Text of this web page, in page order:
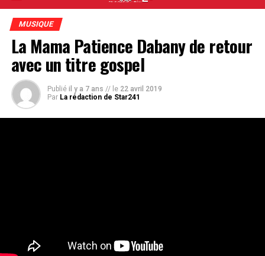
MUSIQUE
La Mama Patience Dabany de retour
avec un titre gospel
Publié il y a 7 ans // le 22 avril 2019
Par La rédaction de Star241